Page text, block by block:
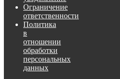
Ограничение
ответственности
Политика
в
отношении
обработки
персональных
данных